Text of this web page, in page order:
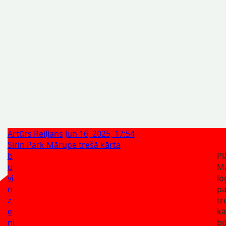
Artūrs Reiljans Jun 16, 2025, 17:54
Sirin Park Mārupe trešā kārta
b
u
vi
n
z
e
ni